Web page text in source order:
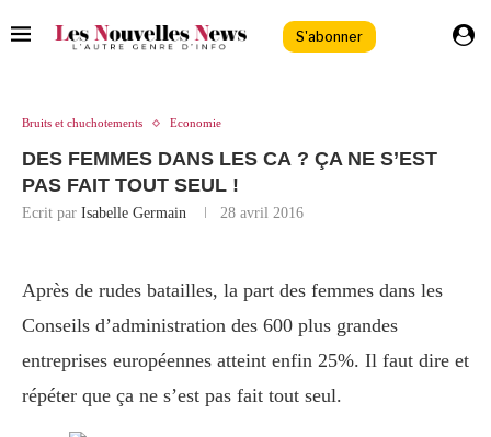
S'abonner
Bruits et chuchotements Economie
DES FEMMES DANS LES CA ? ÇA NE S’EST
PAS FAIT TOUT SEUL !
Ecrit par Isabelle Germain 28 avril 2016
Après de rudes batailles, la part des femmes dans les
Conseils d’administration des 600 plus grandes
entreprises européennes atteint enfin 25%. Il faut dire et
répéter que ça ne s’est pas fait tout seul.